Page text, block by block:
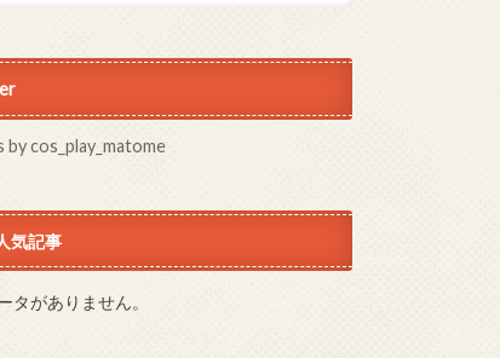
by cos_play_matome
気記事
タがありません。